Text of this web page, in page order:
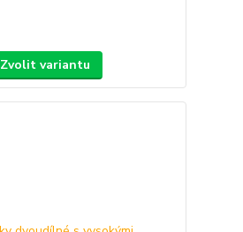
Zvolit variantu